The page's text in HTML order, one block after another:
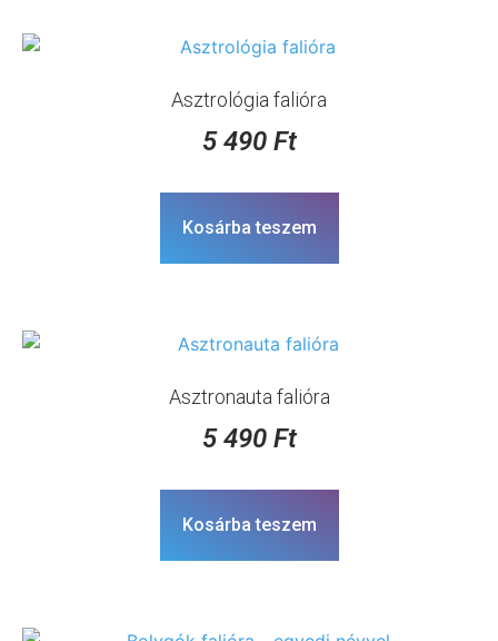
Asztrológia falióra
5 490 Ft
Kosárba teszem
Asztronauta falióra
5 490 Ft
Kosárba teszem